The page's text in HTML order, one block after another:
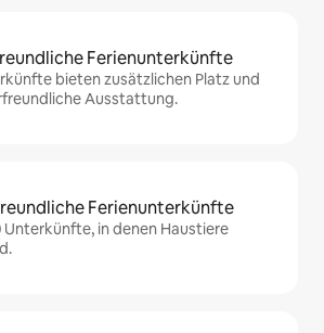
Ferienunterkünfte
bieten zusätzlichen Platz und
Ausstattung.
Ferienunterkünfte
Unterkünfte, in denen Haustiere